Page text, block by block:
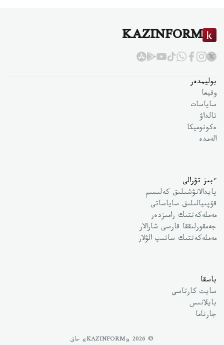
KAZINFORM
بوليمدەر
وقيعا
ساياسات
تالداۋ
ەكونوميكا
الەمدە
ءبىز تۋرالى
پايدالانۋشىلىق كەلىسىم
قۇپىيالىلىق ساياساتى
مەملەكەتتىك رامىزدەر
جەمقورلىققا قارسى شارالار
مەملەكەتتىك ساتىپ الۋلار
باسقا
سايت كارتاسى
بايلانىس
جارناما
© 2026 «KAZINFORM» حاق